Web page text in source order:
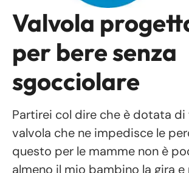
Valvola
per bere senza
sgocciolare
Partirei col dire che è dotata
valvola che ne impedisce le
questo per le mamme non è
almeno il mio bambino la gira e